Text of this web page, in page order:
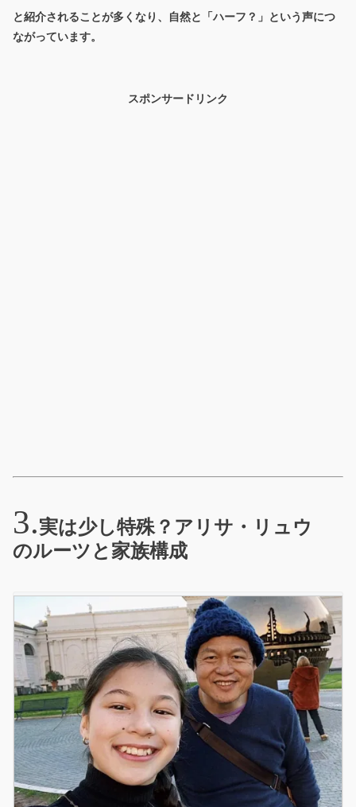
と紹介されることが多くなり、自然と「ハーフ？」という声につ
ながっています。
スポンサードリンク
実は少し特殊？アリサ・リュウ
のルーツと家族構成